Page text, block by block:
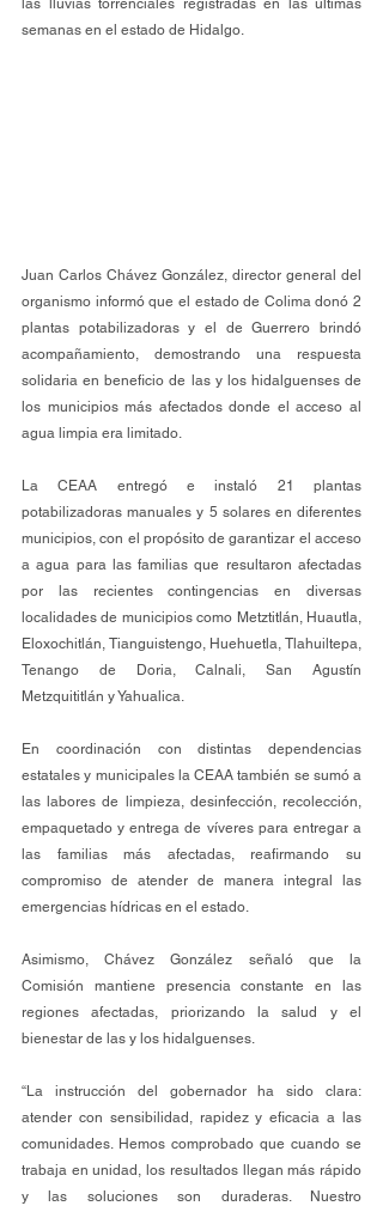
las lluvias torrenciales registradas en las últimas
semanas en el estado de Hidalgo.
Juan Carlos Chávez González, director general del
organismo informó que el estado de Colima donó 2
plantas potabilizadoras y el de Guerrero brindó
acompañamiento, demostrando una respuesta
solidaria en beneficio de las y los hidalguenses de
los municipios más afectados donde el acceso al
agua limpia era limitado.
La CEAA entregó e instaló 21 plantas
potabilizadoras manuales y 5 solares en diferentes
municipios, con el propósito de garantizar el acceso
a agua para las familias que resultaron afectadas
por las recientes contingencias en diversas
localidades de municipios como Metztitlán, Huautla,
Eloxochitlán, Tianguistengo, Huehuetla, Tlahuiltepa,
Tenango de Doria, Calnali, San Agustín
Metzquititlán y Yahualica.
En coordinación con distintas dependencias
estatales y municipales la CEAA también se sumó a
las labores de limpieza, desinfección, recolección,
empaquetado y entrega de víveres para entregar a
las familias más afectadas, reafirmando su
compromiso de atender de manera integral las
emergencias hídricas en el estado.
Asimismo, Chávez González señaló que la
Comisión mantiene presencia constante en las
regiones afectadas, priorizando la salud y el
bienestar de las y los hidalguenses.
“La instrucción del gobernador ha sido clara:
atender con sensibilidad, rapidez y eficacia a las
comunidades. Hemos comprobado que cuando se
trabaja en unidad, los resultados llegan más rápido
y las soluciones son duraderas. Nuestro